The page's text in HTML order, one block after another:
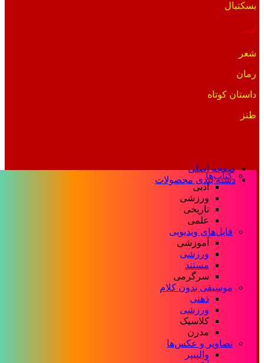
بسکتبال
ادبی
شعر
رمان
داستان کوتاه
طنز
صفحه اصلی
دسته بندی محصولات
کتاب‌ها
ادبی
ورزشی
تاریخی
علمی
فایل‌های ویدیویی
آموزشی
ورزشی
مستند
سرگرمی
موسیقی بدون کلام
ذهنی
ورزشی
کلاسیک
مدرن
تصاویر و عکس‌ها
والپیپر